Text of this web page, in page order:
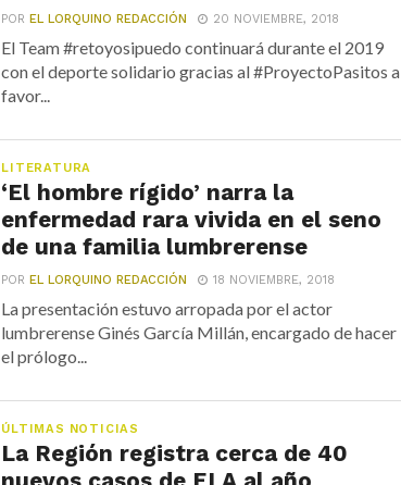
POREL LORQUINO REDACCIÓN 20 NOVIEMBRE, 2018
El Team #retoyosipuedo continuará durante el 2019
con el deporte solidario gracias al #ProyectoPasitos a
favor...
LITERATURA
‘El hombre rígido’ narra la
enfermedad rara vivida en el seno
de una familia lumbrerense
POREL LORQUINO REDACCIÓN 18 NOVIEMBRE, 2018
La presentación estuvo arropada por el actor
lumbrerense Ginés García Millán, encargado de hacer
el prólogo...
ÚLTIMAS NOTICIAS
La Región registra cerca de 40